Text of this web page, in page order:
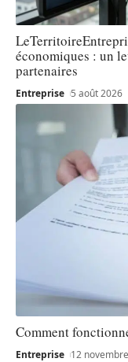
économiques : un
partenaires
Entreprise 5 août 2026
Comment
Entreprise 12